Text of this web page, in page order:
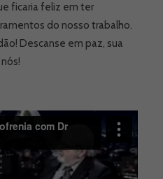
ficaria feliz em ter
do nosso trabalho.
Descanse em paz, sua